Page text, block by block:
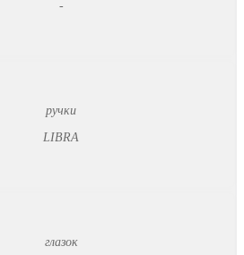
-
ручки
LIBRA
глазок